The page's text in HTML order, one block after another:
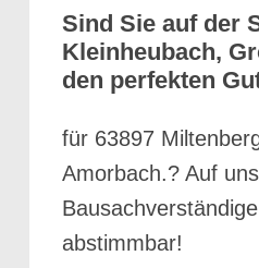
Sind Sie auf der
Kleinheubach,
den perfekten
für 63897
Amorbach.? Auf
abstimmbar!